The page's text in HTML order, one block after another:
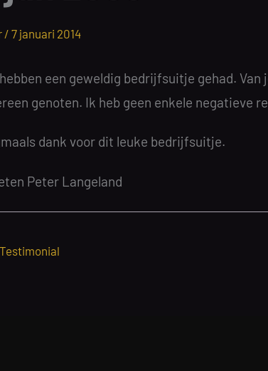
/7 januari 2014
een geweldig bedrijfsuitje gehad. Van
genoten. Ik heb geen enkele negatieve
dank voor dit leuke bedrijfsuitje.
Peter Langeland